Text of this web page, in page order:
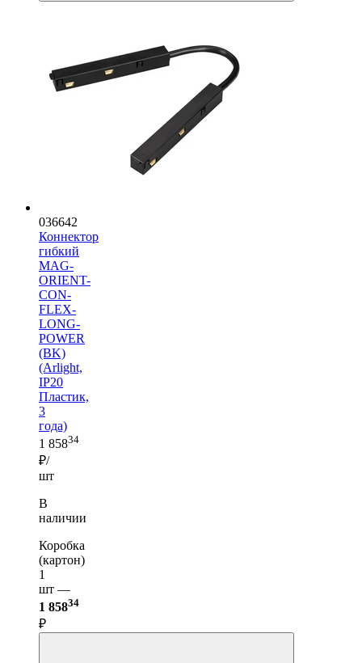
036642
Коннектор
гибкий
MAG-
ORIENT-
CON-
FLEX-
LONG-
POWER
(BK)
(Arlight,
IP20
Пластик,
3
года)
1 85834
₽/
шт
В
наличии
Коробка
(картон)
1
шт —
1 85834
₽